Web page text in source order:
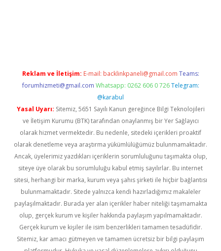
Reklam ve İletişim: E-mail: backlinkpaneli@gmail.com Teams:
forumhizmeti@gmail.com Whatsapp: 0262 606 0 726 Telegram:
@karabul
Yasal Uyarı: Sitemiz, 5651 Sayılı Kanun gereğince Bilgi Teknolojileri
ve İletişim Kurumu (BTK) tarafından onaylanmış bir Yer Sağlayıcı
olarak hizmet vermektedir. Bu nedenle, sitedeki içerikleri proaktif
olarak denetleme veya araştırma yükümlülüğümüz bulunmamaktadır.
Ancak, üyelerimiz yazdıkları içeriklerin sorumluluğunu taşımakta olup,
siteye üye olarak bu sorumluluğu kabul etmiş sayılırlar. Bu internet
sitesi, herhangi bir marka, kurum veya şahıs şirketi ile hiçbir bağlantısı
bulunmamaktadır. Sitede yalnızca kendi hazırladığımız makaleler
paylaşılmaktadır. Burada yer alan içerikler haber niteliği taşımamakta
olup, gerçek kurum ve kişiler hakkında paylaşım yapılmamaktadır.
Gerçek kurum ve kişiler ile isim benzerlikleri tamamen tesadüfidir.
Sitemiz, kar amacı gütmeyen ve tamamen ücretsiz bir bilgi paylaşım